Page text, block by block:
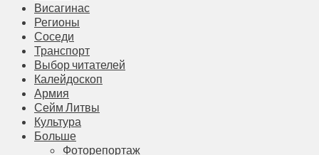
Висагинас
Регионы
Соседи
Транспорт
Выбор читателей
Калейдоскоп
Армия
Сейм Литвы
Культура
Больше
Фоторепортаж